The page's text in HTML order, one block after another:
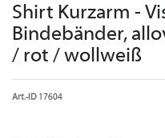
Shirt Kurzarm -
Bindebänder,
/ rot / wollweiß
Art.-ID 17604